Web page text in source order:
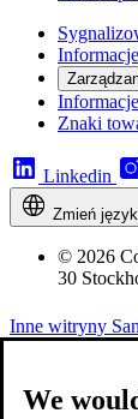
Znaki
Linkedin
Zmień język
© 2026
30
Inne witryny
We